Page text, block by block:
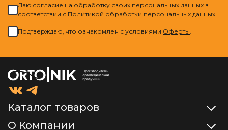
Даю cогласие на обработку своих персональных данных в
соответствии с Политикой обработки персональных данных.
Подтверждаю, что ознакомлен с условиями Оферты
Каталог товаров
О Компании